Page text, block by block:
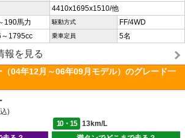
4410x1695x1510/他
190馬力 駆動方式 FF/4WD
1795cc 乗車定員 5名
報を見る
04年12月～06年09月モデル）のグレード一
)
10・15
13km/L